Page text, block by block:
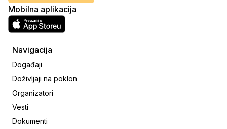
Mobilna aplikacija
Navigacija
Događaji
Doživljaji na poklon
Organizatori
Vesti
Dokumenti